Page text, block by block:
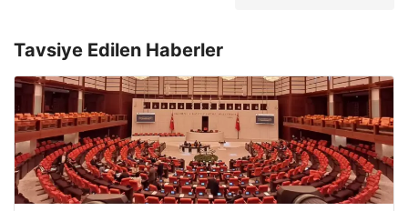
Tavsiye Edilen Haberler